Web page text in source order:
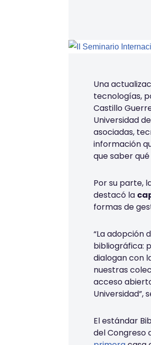
Una
tecnologías,
Castillo
Universidad
asociadas,
información
que saber
Por su parte,
destacó la
formas de
“La adopción
bibliográfica:
dialogan con
nuestras
acceso
Universidad”,
El estándar
del Congreso